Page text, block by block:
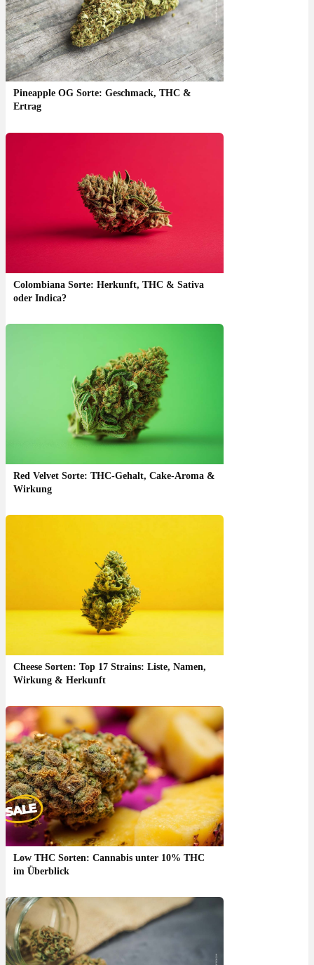
Pineapple OG Sorte: Geschmack, THC &
Ertrag
Colombiana Sorte: Herkunft, THC & Sativa
oder Indica?
Red Velvet Sorte: THC-Gehalt, Cake-Aroma &
Wirkung
Cheese Sorten: Top 17 Strains: Liste, Namen,
Wirkung & Herkunft
Low THC Sorten: Cannabis unter 10% THC
im Überblick